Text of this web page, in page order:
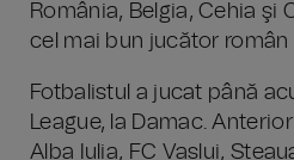
România, Belgia, Cehia şi
cel mai bun jucător român
Fotbalistul a jucat până
League, la Damac.
Alba Iulia, FC Vaslui,